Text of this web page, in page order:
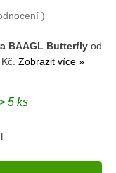
)
BAAGL Butterfly od
Zobrazit více »
5 ks